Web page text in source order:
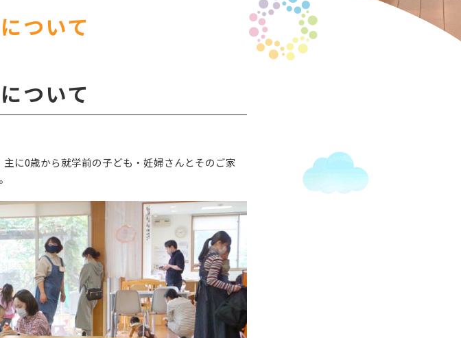
ついて
ついて
主に0歳から就学前の子ども・妊婦さんとそのご家